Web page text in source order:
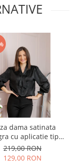
dama satinata
cu aplicatie tip
cravata Yvonne
219,00 RON
129,00 RON